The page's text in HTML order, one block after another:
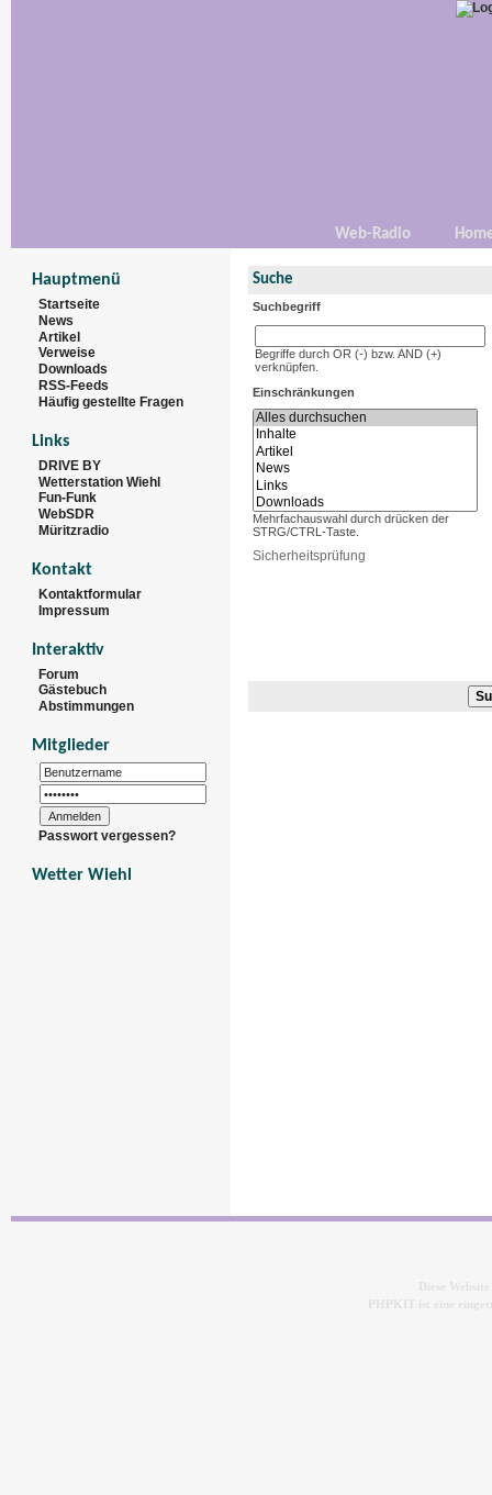
Web-Radio
Hauptmenü
Startseite
News
Artikel
Verweise
Downloads
RSS-Feeds
Häufig gestellte Fragen
Links
DRIVE BY
Wetterstation Wiehl
Fun-Funk
WebSDR
Müritzradio
Kontakt
Kontaktformular
Impressum
Interaktiv
Forum
Gästebuch
Abstimmungen
Mitglieder
Passwort vergessen?
Wetter Wiehl
Suche
Suchbegriff
Begriffe durch OR (-) bzw. AND (+)
verknüpfen.
Einschränkungen
Mehrfachauswahl durch drücken der
STRG/CTRL-Taste.
Sicherheitsprüfung